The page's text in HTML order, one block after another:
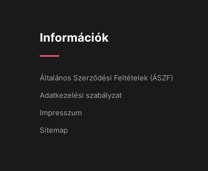
Információk
Általános Szerződési Feltételek (ÁSZF)
Adatkezelési szabályzat
Impresszum
Sitemap